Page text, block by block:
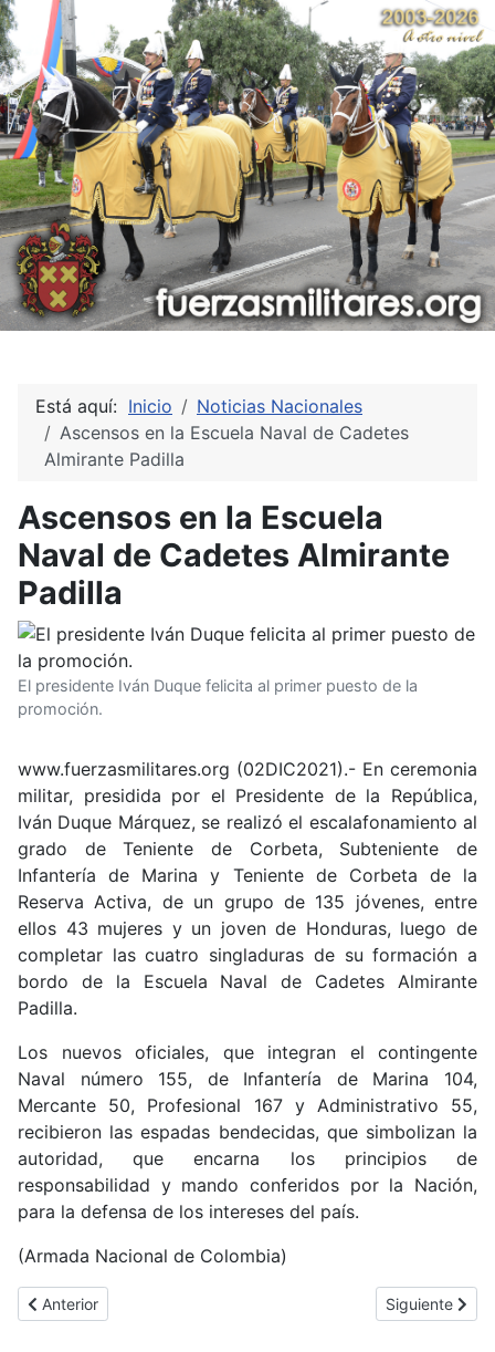
Está aquí: Inicio
Noticias Nacionales
Ascensos en la Escuela Naval de Cadetes
Almirante Padilla
Ascensos en la Escuela
Naval de Cadetes Almirante
Padilla
El presidente Iván Duque felicita al primer puesto de la
promoción.
www.fuerzasmilitares.org (02DIC2021).- En ceremonia
militar, presidida por el Presidente de la República,
Iván Duque Márquez, se realizó el escalafonamiento al
grado de Teniente de Corbeta, Subteniente de
Infantería de Marina y Teniente de Corbeta de la
Reserva Activa, de un grupo de 135 jóvenes, entre
ellos 43 mujeres y un joven de Honduras, luego de
completar las cuatro singladuras de su formación a
bordo de la Escuela Naval de Cadetes Almirante
Padilla.
Los nuevos oficiales, que integran el contingente
Naval número 155, de Infantería de Marina 104,
Mercante 50, Profesional 167 y Administrativo 55,
recibieron las espadas bendecidas, que simbolizan la
autoridad, que encarna los principios de
responsabilidad y mando conferidos por la Nación,
para la defensa de los intereses del país.
(Armada Nacional de Colombia)
Artículo anterior: Ministro de Defensa de Colombia de gira por
Anterior Artículo
Siguiente